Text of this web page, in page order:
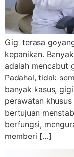
Gigi terasa
kepanikan.
adalah mencabut
Padahal, tidak
banyak kasus,
perawatan
bertujuan
berfungsi,
memberi […]